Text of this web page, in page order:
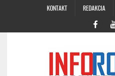
KONTAKT REDAKCIA